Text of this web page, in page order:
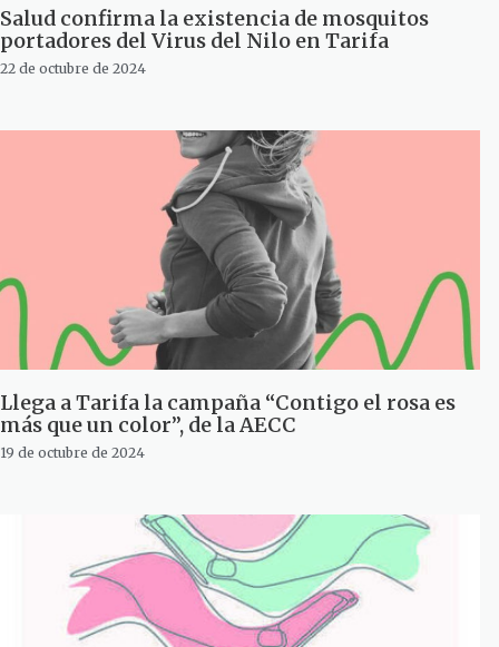
Salud confirma la existencia de mosquitos
portadores del Virus del Nilo en Tarifa
22 de octubre de 2024
Llega a Tarifa la campaña “Contigo el rosa es
más que un color”, de la AECC
19 de octubre de 2024